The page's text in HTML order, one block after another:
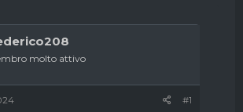
molto attivo
#1